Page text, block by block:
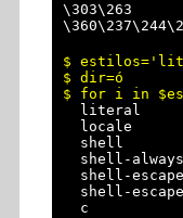
\303\263
$
$ dir=ó
literal
locale
shell
shell-
shell-
shell-
c